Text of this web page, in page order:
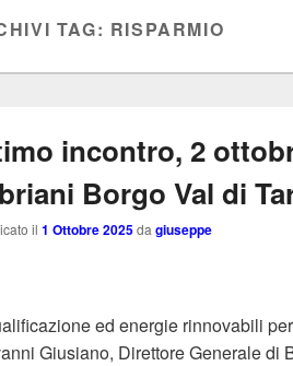
TAG: RISPARMIO
incontro, 2
Borgo Val di
il 1 Ottobre 2025da giuseppe
ed energie rinnovabili
Giusiano, Direttore Generale di